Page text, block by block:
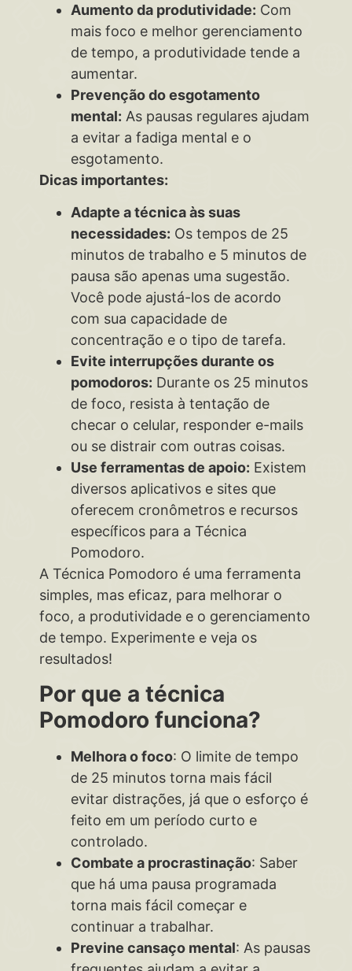
Aumento da produtividade: Com
mais foco e melhor gerenciamento
de tempo, a produtividade tende a
aumentar.
Prevenção do esgotamento
mental: As pausas regulares ajudam
a evitar a fadiga mental e o
esgotamento.
Dicas importantes:
Adapte a técnica às suas
necessidades: Os tempos de 25
minutos de trabalho e 5 minutos de
pausa são apenas uma sugestão.
Você pode ajustá-los de acordo
com sua capacidade de
concentração e o tipo de tarefa.
Evite interrupções durante os
pomodoros: Durante os 25 minutos
de foco, resista à tentação de
checar o celular, responder e-mails
ou se distrair com outras coisas.
Use ferramentas de apoio: Existem
diversos aplicativos e sites que
oferecem cronômetros e recursos
específicos para a Técnica
Pomodoro.
A Técnica Pomodoro é uma ferramenta
simples, mas eficaz, para melhorar o
foco, a produtividade e o gerenciamento
de tempo. Experimente e veja os
resultados!
Por que a técnica
Pomodoro funciona?
Melhora o foco: O limite de tempo
de 25 minutos torna mais fácil
evitar distrações, já que o esforço é
feito em um período curto e
controlado.
Combate a procrastinação: Saber
que há uma pausa programada
torna mais fácil começar e
continuar a trabalhar.
Previne cansaço mental: As pausas